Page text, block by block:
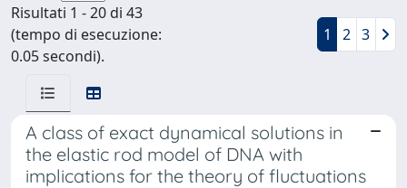
Risultati 1 - 20 di 43
(tempo di esecuzione:
0.05 secondi).
1 2 3
A class of exact dynamical solutions in
the elastic rod model of DNA with
implications for the theory of fluctuations